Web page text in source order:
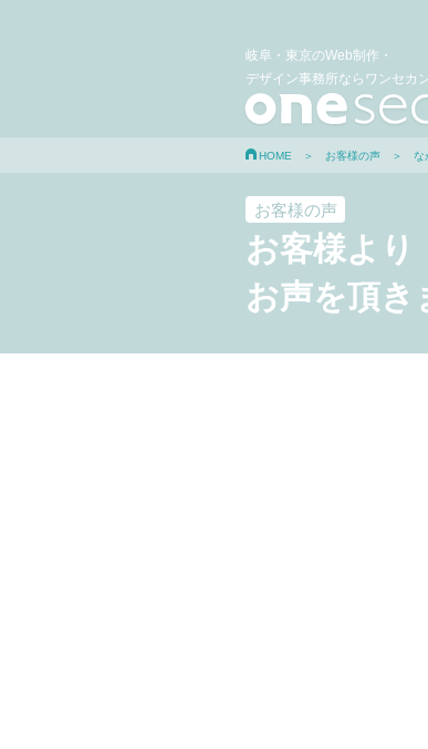
岐阜・東京のWeb制作・
デザイン事務所ならワンセカ
HOME ＞ お客様の声 ＞ な
お客様の声
お客様より
お声を頂き